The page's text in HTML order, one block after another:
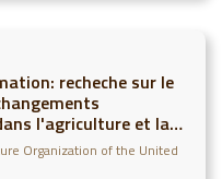
recheche sur le
l'agriculture et la
pur le
rural
Organization of the United